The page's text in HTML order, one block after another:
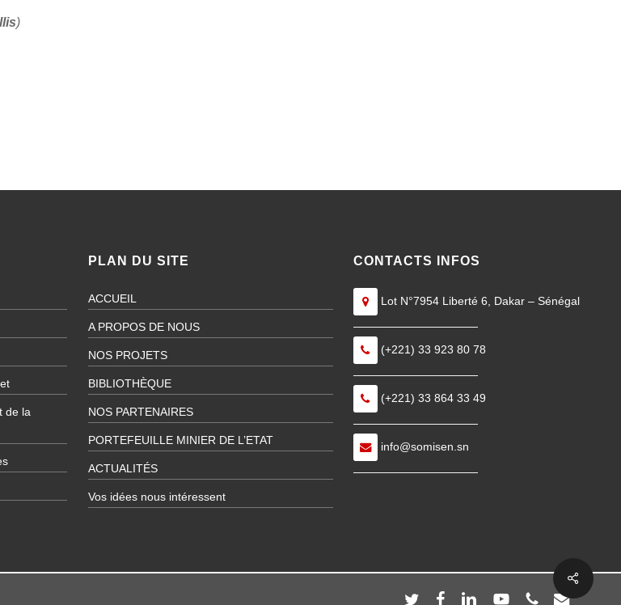
)
Share
de la
PLAN DU SITE
ACCUEIL
A PROPOS DE NOUS
NOS PROJETS
BIBLIOTHÈQUE
NOS PARTENAIRES
PORTEFEUILLE MINIER DE L’ETAT
ACTUALITÉS
Vos idées nous intéressent
CONTACTS INFOS
Lot N°7954 Liberté 6, Dakar – Sénégal
———————————
(+221) 33 923 80 78
———————————
(+221) 33 864 33 49
———————————
info@somisen.sn
———————————
twitter facebooklinkedinyoutubephoneemail